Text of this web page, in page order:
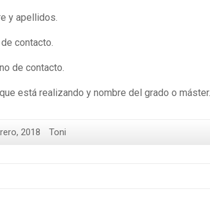
y apellidos.
contacto.
de contacto.
está realizando y nombre del grado o máster.
2018 Toni